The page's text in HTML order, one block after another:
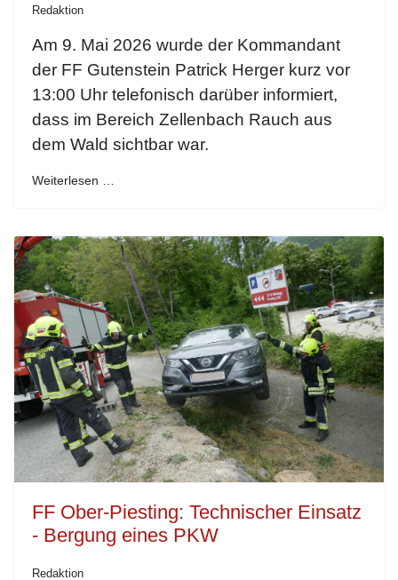
Redaktion
Am 9. Mai 2026 wurde der Kommandant
der FF Gutenstein Patrick Herger kurz vor
13:00 Uhr telefonisch darüber informiert,
dass im Bereich Zellenbach Rauch aus
dem Wald sichtbar war.
Weiterlesen …
FF Ober-Piesting: Technischer Einsatz
- Bergung eines PKW
Redaktion